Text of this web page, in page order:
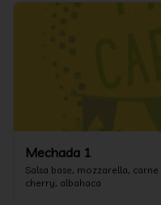
Mechada 1
Salsa base, mozzarella,
cherry, albahaca